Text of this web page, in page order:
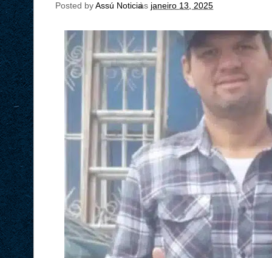
Posted byAssú Noticia
às janeiro 13, 2025